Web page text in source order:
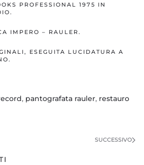
PROFESSIONAL 1975 IN
IMPERO – RAULER.
ESEGUITA LUCIDATURA A
, pantografata rauler, restauro
SUCCESSIVO